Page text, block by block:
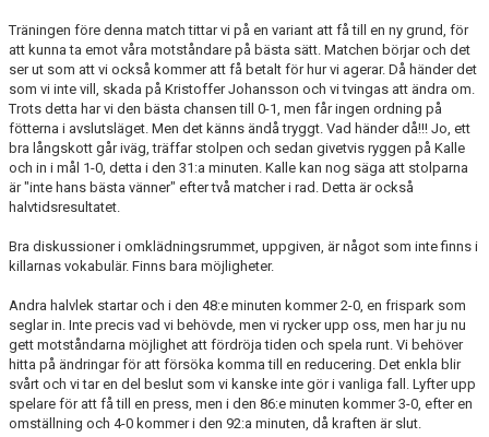
MATCHER
BORGÅS TANKAR
TABELL & RESULTAT
Träningen före denna match tittar vi på en variant att få till en ny grund, för
att kunna ta emot våra motståndare på bästa sätt. Matchen börjar och det
ser ut som att vi också kommer att få betalt för hur vi agerar. Då händer det
som vi inte vill, skada på Kristoffer Johansson och vi tvingas att ändra om.
Trots detta har vi den bästa chansen till 0-1, men får ingen ordning på
fötterna i avslutsläget. Men det känns ändå tryggt. Vad händer då!!! Jo, ett
bra långskott går iväg, träffar stolpen och sedan givetvis ryggen på Kalle
och in i mål 1-0, detta i den 31:a minuten. Kalle kan nog säga att stolparna
är "inte hans bästa vänner" efter två matcher i rad. Detta är också
halvtidsresultatet.
Bra diskussioner i omklädningsrummet, uppgiven, är något som inte finns i
killarnas vokabulär. Finns bara möjligheter.
Andra halvlek startar och i den 48:e minuten kommer 2-0, en frispark som
seglar in. Inte precis vad vi behövde, men vi rycker upp oss, men har ju nu
gett motståndarna möjlighet att fördröja tiden och spela runt. Vi behöver
hitta på ändringar för att försöka komma till en reducering. Det enkla blir
svårt och vi tar en del beslut som vi kanske inte gör i vanliga fall. Lyfter upp
spelare för att få till en press, men i den 86:e minuten kommer 3-0, efter en
omställning och 4-0 kommer i den 92:a minuten, då kraften är slut.